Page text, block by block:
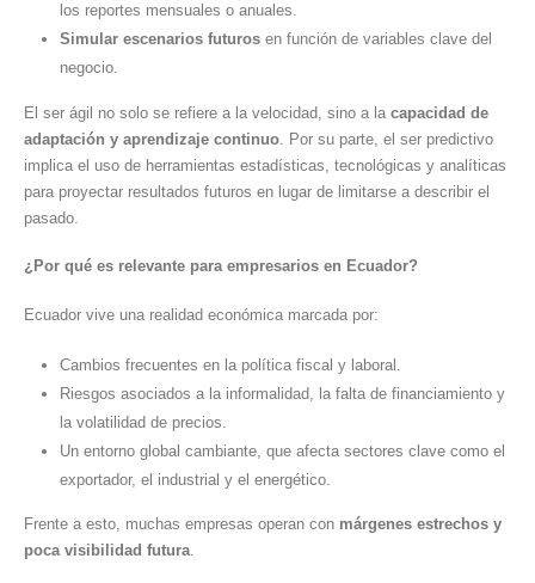
los reportes mensuales o anuales.
Simular escenarios futurosen función de variables clave del
negocio.
El ser ágil no solo se refiere a la velocidad, sino a la capacidad de
adaptación y aprendizaje continuo . Por su parte, el ser predictivo
implica el uso de herramientas estadísticas, tecnológicas y analíticas
para proyectar resultados futuros en lugar de limitarse a describir el
pasado.
¿Por qué es relevante para empresarios en Ecuador?
Ecuador vive una realidad económica marcada por:
Cambios frecuentes en la política fiscal y laboral.
Riesgos asociados a la informalidad, la falta de financiamiento y
la volatilidad de precios.
Un entorno global cambiante, que afecta sectores clave como el
exportador, el industrial y el energético.
Frente a esto, muchas empresas operan con márgenes estrechos y
poca visibilidad futura.